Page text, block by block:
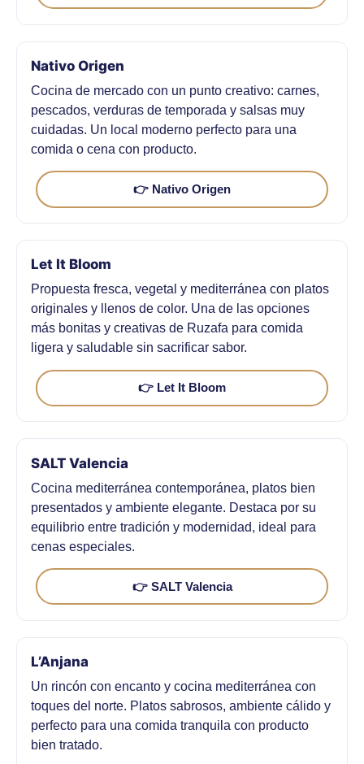
Nativo Origen
Cocina de mercado con un punto creativo: carnes,
pescados, verduras de temporada y salsas muy
cuidadas. Un local moderno perfecto para una
comida o cena con producto.
👉 Nativo Origen
Let It Bloom
Propuesta fresca, vegetal y mediterránea con platos
originales y llenos de color. Una de las opciones
más bonitas y creativas de Ruzafa para comida
ligera y saludable sin sacrificar sabor.
👉 Let It Bloom
SALT Valencia
Cocina mediterránea contemporánea, platos bien
presentados y ambiente elegante. Destaca por su
equilibrio entre tradición y modernidad, ideal para
cenas especiales.
👉 SALT Valencia
L’Anjana
Un rincón con encanto y cocina mediterránea con
toques del norte. Platos sabrosos, ambiente cálido y
perfecto para una comida tranquila con producto
bien tratado.